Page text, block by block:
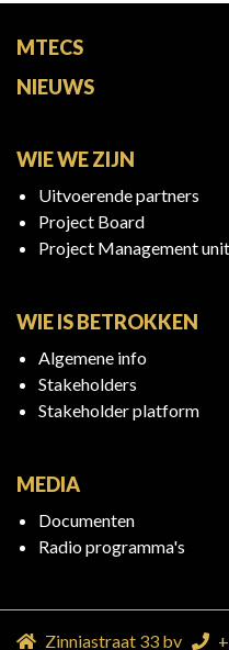
MTECS
NIEUWS
WIE WE ZIJN
Uitvoerende partners
Project Board
Project Management unit
WIE IS BETROKKEN
Algemene info
Stakeholders
Stakeholder platform
MEDIA
Documenten
Radio programma's
Zinniastraat 33 bv